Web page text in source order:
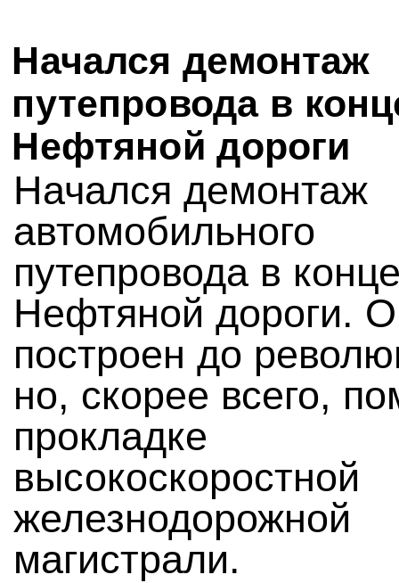
Начался демонтаж
путепровода в
Нефтяной дороги
Начался демонтаж
автомобильного
путепровода в
Нефтяной дороги.
построен до
но, скорее всего,
прокладке
высокоскоростной
железнодорожной
магистрали.